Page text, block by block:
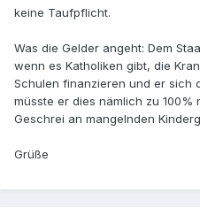
keine Taufpflicht.
Was die Gelder angeht: Dem
wenn es Katholiken gibt, die
Schulen finanzieren und er sich
müsste er dies nämlich zu 100%
Geschrei an mangelnden
Grüße